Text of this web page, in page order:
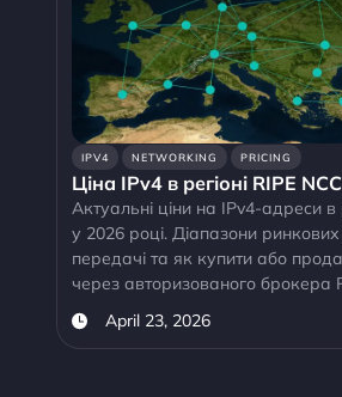
IPV4 NETWORKING PRICING
Ціна IPv4 в регіоні RIPE
Актуальні ціни на IPv4-адреси в
у 2026 році. Діапазони ринкових
передачі та як купити або
через авторизованого брокера
April 23, 2026